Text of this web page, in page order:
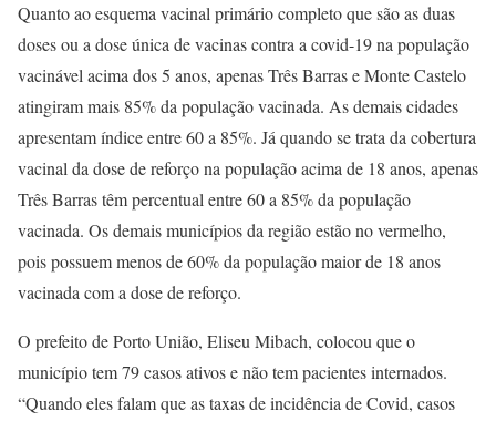
Quanto ao esquema vacinal primário completo que são as duas
doses ou a dose única de vacinas contra a covid-19 na população
vacinável acima dos 5 anos, apenas Três Barras e Monte Castelo
atingiram mais 85% da população vacinada. As demais cidades
apresentam índice entre 60 a 85%. Já quando se trata da cobertura
vacinal da dose de reforço na população acima de 18 anos, apenas
Três Barras têm percentual entre 60 a 85% da população
vacinada. Os demais municípios da região estão no vermelho,
pois possuem menos de 60% da população maior de 18 anos
vacinada com a dose de reforço.
O prefeito de Porto União, Eliseu Mibach, colocou que o
município tem 79 casos ativos e não tem pacientes internados.
“Quando eles falam que as taxas de incidência de Covid, casos